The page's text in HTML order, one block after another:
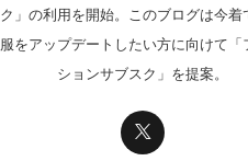
ク」の利用を開始。このブログは今着
服をアップデートしたい方に向けて「
ションサブスク」を提案。